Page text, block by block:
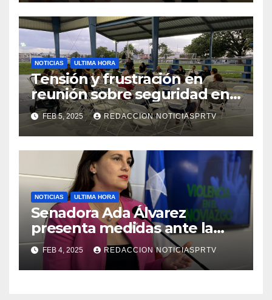
NOTICIAS ULTIMA HORA
Tensión y frustración en
reunión sobre seguridad en
Reparto Metropolitano
FEB 5, 2025 REDACCION NOTICIASPRTV
NOTICIAS ULTIMA HORA
Senadora Ada Álvarez
presenta medidas ante la
violencia en el noviazgo
FEB 4, 2025 REDACCION NOTICIASPRTV